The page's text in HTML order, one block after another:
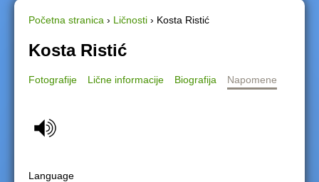
Y
o
a
Početna stranica › Ličnosti › Kosta Ristić
Kosta Ristić
Fotografije Lične informacije Biografija Napomene
Language